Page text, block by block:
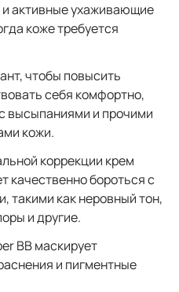
активные ухаживающие
коже требуется
чтобы повысить
себя комфортно,
высыпаниями и прочими
кожи.
коррекции крем
качественно бороться с
такими как неровный тон,
и другие.
BB маскирует
и пигментные